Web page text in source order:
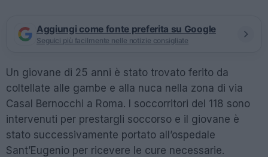
Aggiungi come fonte preferita su Google
Seguici più facilmente nelle notizie consigliate
Un giovane di 25 anni è stato trovato ferito da
coltellate alle gambe e alla nuca nella zona di via
Casal Bernocchi a Roma. I soccorritori del 118 sono
intervenuti per prestargli soccorso e il giovane è
stato successivamente portato all’ospedale
Sant’Eugenio per ricevere le cure necessarie.